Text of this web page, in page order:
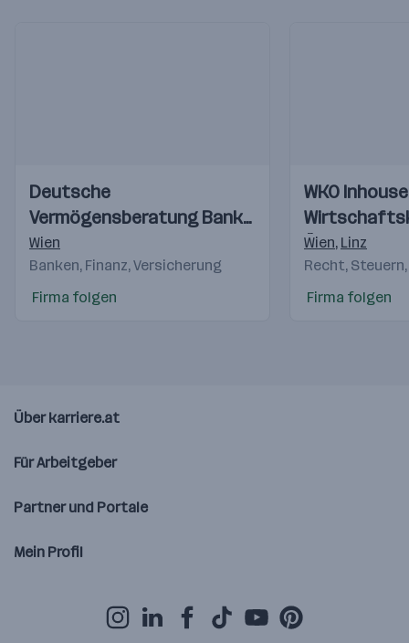
Videos
Einblicke
Einblicke
Deutsche
Vermögensberatung Bank
AG
Wien
Banken, Finanz, Versicherung
Firma folgen
Videos
Einblicke
WKO
Österreichs
Wien, Linz
Recht,
Firma folgen
Über karriere.at
Für Arbeitgeber
Partner und Portale
Mein Profil